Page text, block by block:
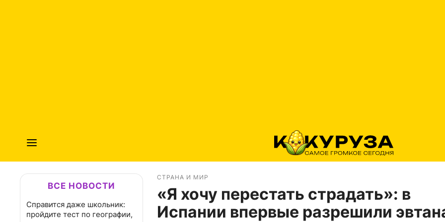
ВСЕ НОВОСТИ
Справится даже школьник:
пройдите тест по географии,
СТРАНА И МИР
«Я хочу перестать страдать»: в
Испании впервые разрешили